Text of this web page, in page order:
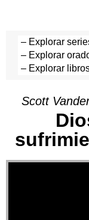
Scott